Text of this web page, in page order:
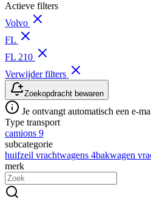
Actieve filters
Volvo
FL
FL 210
Verwijder filters
Zoekopdracht bewaren
Je ontvangt automatisch een e-
Type transport
camions 9
subcategorie
huifzeil vrachtwagens 4bakwagen
merk